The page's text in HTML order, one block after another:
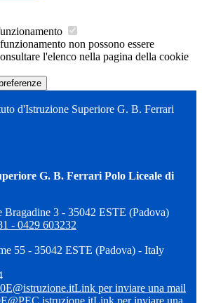
non possono essere
l'elenco nella pagina della cookie
d'Istruzione Superiore G. B. Ferrari
G. B. Ferrari Polo Liceale di
Bragadine 3 - 35042 ESTE (Padova)
- 0429 603232
55 - 35042 ESTE (Padova) - Italy
Link per inviare una mail
Link per inviare una